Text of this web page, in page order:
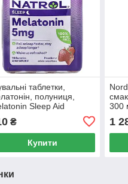
таблетки,
полуниця,
Sleep Aid
Natrol, 5 мг, 90
₴
Купити
300
1
1